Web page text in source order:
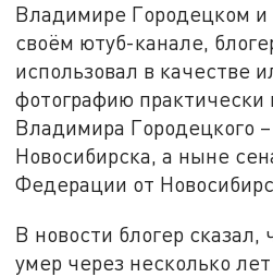
Владимире Городецком
своём ютуб-канале,
использовал в качестве
фотографию практически
Владимира Городецкого
Новосибирска, а ныне
Федерации от
В новости блогер сказал,
умер через несколько